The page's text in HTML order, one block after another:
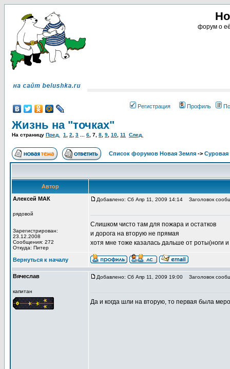
форум о
Регистрация Профиль
Жизнь на "точках"
На страницу Пред. 1 2 3 6 7 8 9 10 11 След.
Список форумов Новая Земля -> Суровая
Автор
Алексей МАК
рядовой
Зарегистрирован:
23.12.2008
Сообщения: 272
Откуда: Питер
Добавлено: Сб Апр 11, 2009 14:14 Заголовок
Слишком чисто там для пожара и остатков
и дорога на вторую не прямая
хотя мне тоже казалась дальше от роты(ноги
Вернуться к началу
Вячеслав
капитан
Добавлено: Сб Апр 11, 2009 19:00 Заголовок
Да и когда шли на вторую, то первая была